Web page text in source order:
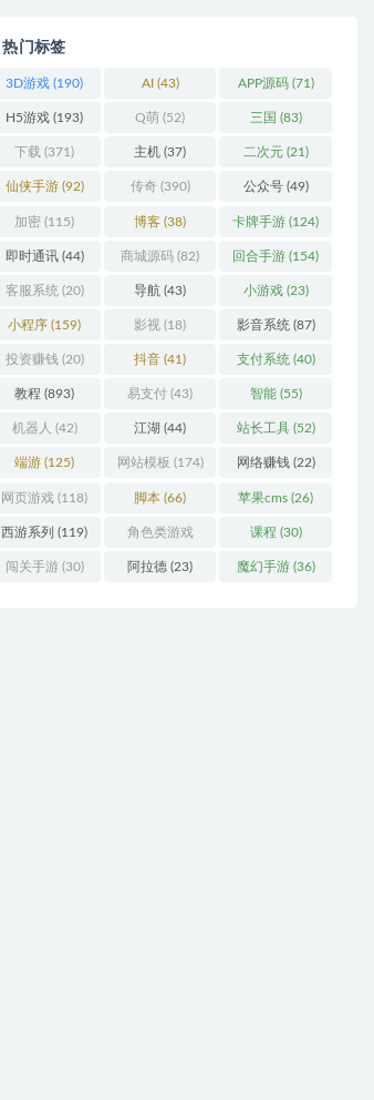
热门标签
3D游戏 (190) AI(43) APP源码(71)
H5游戏 (193) Q萌 (52) 三国 (83)
下载 (371) 主机 (37) 二次元(21)
仙侠手游(92) 传奇(390) 公众号(49)
加密 (115) 博客 (38) 卡牌手游 (124)
即时通讯(44) 商城源码 (82) 回合手游 (154)
客服系统 (20) 导航 (43) 小游戏(23)
小程序 (159) 影视 (18) 影音系统 (87)
投资赚钱 (20) 抖音 (41) 支付系统 (40)
教程 (893) 易支付 (43) 智能(55)
机器人 (42) 江湖 (44) 站长工具(52)
端游 (125) 网站模板 (174) 网络赚钱(22)
网页游戏 (118) 脚本 (66) 苹果cms (26)
西游系列 (119) 角色类游戏
(306)
课程 (30)
闯关手游(30) 阿拉德 (23) 魔幻手游(36)